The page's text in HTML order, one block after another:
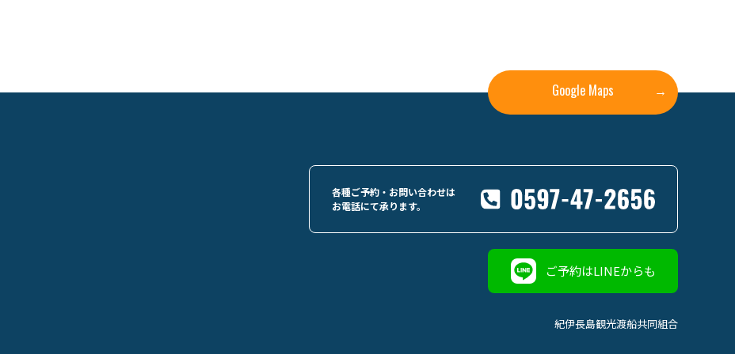
Google Maps →
各種ご予約・お問い合わせは
お電話にて承ります。
ご予約はLINEからも
紀伊長島観光渡船共同組合